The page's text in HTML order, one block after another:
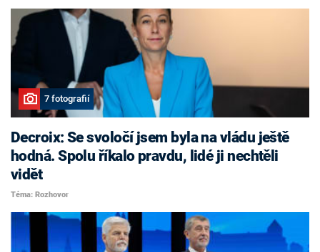
7 fotografií
Decroix: Se svoločí jsem byla na vládu ještě
hodná. Spolu říkalo pravdu, lidé ji nechtěli
vidět
Téma: Rozhovor